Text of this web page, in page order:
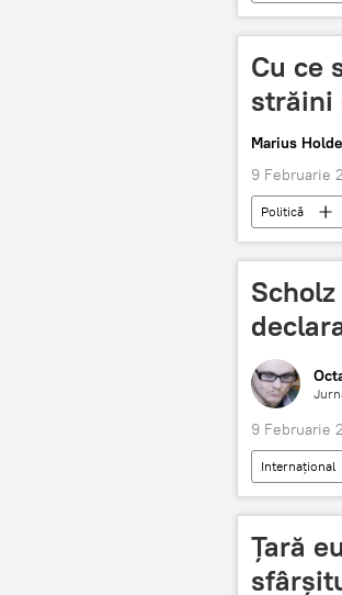
Cu ce
străini
Marius
9 Februarie
Politică
9 Februarie
Internaţional
Țară